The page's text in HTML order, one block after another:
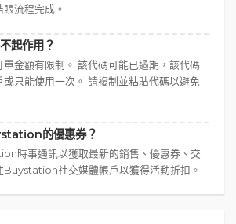
流程完成。
起作用？
金額有限制。 該代碼可能已過期，該代碼
只能使用一次。 請複制並粘貼代碼以避免
的優惠券？
時事通訊以獲取最新的銷售、優惠券、交
Buystation社交媒體帳戶以獲得活動折扣。